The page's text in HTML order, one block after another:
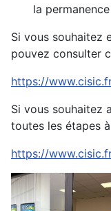
la
Si vous souhaitez
pouvez consulter
https://
Si vous souhaitez
toutes les étapes
https://